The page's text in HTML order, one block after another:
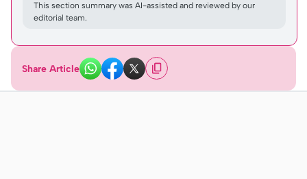
This section summary was AI-assisted and reviewed by our
editorial team.
Share Article